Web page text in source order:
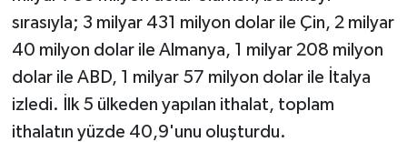
sırasıyla; 3 milyar 431 milyon dolar ile Çin, 2 milyar
40 milyon dolar ile Almanya, 1 milyar 208 milyon
dolar ile ABD, 1 milyar 57 milyon dolar ile İtalya
izledi. İlk 5 ülkeden yapılan ithalat, toplam
ithalatın yüzde 40,9'unu oluşturdu.